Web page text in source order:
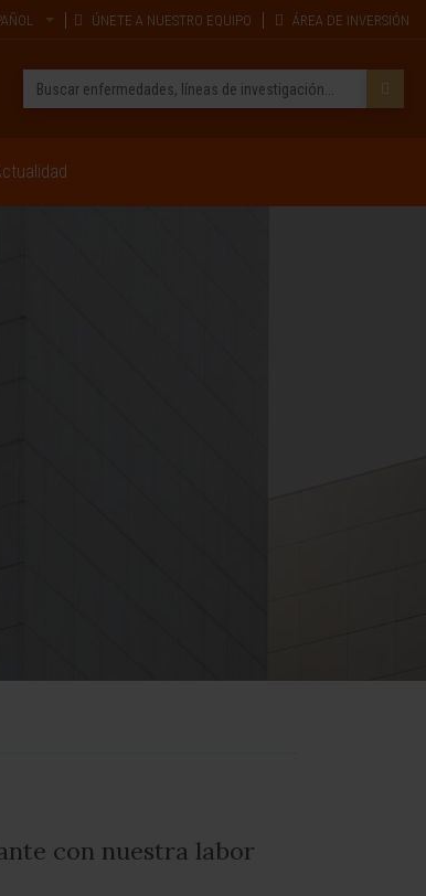
ÚNETE A NUESTRO EQUIPO ÁREA DE INVERSIÓN
con nuestra labor